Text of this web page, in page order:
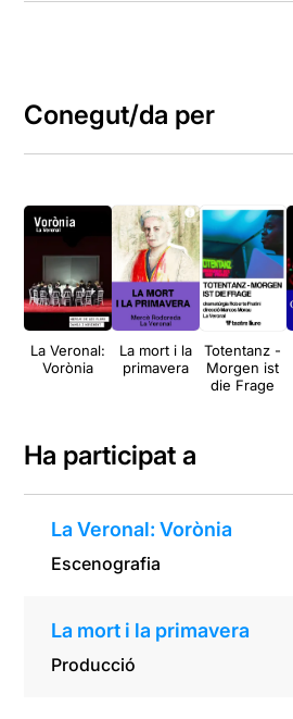
Conegut/da per
La Veronal:
Vorònia
La mort i la
primavera
Totentanz -
Morgen ist
die Frage
Ha participat a
La Veronal: Vorònia
Escenografia
La mort i la primavera
Producció